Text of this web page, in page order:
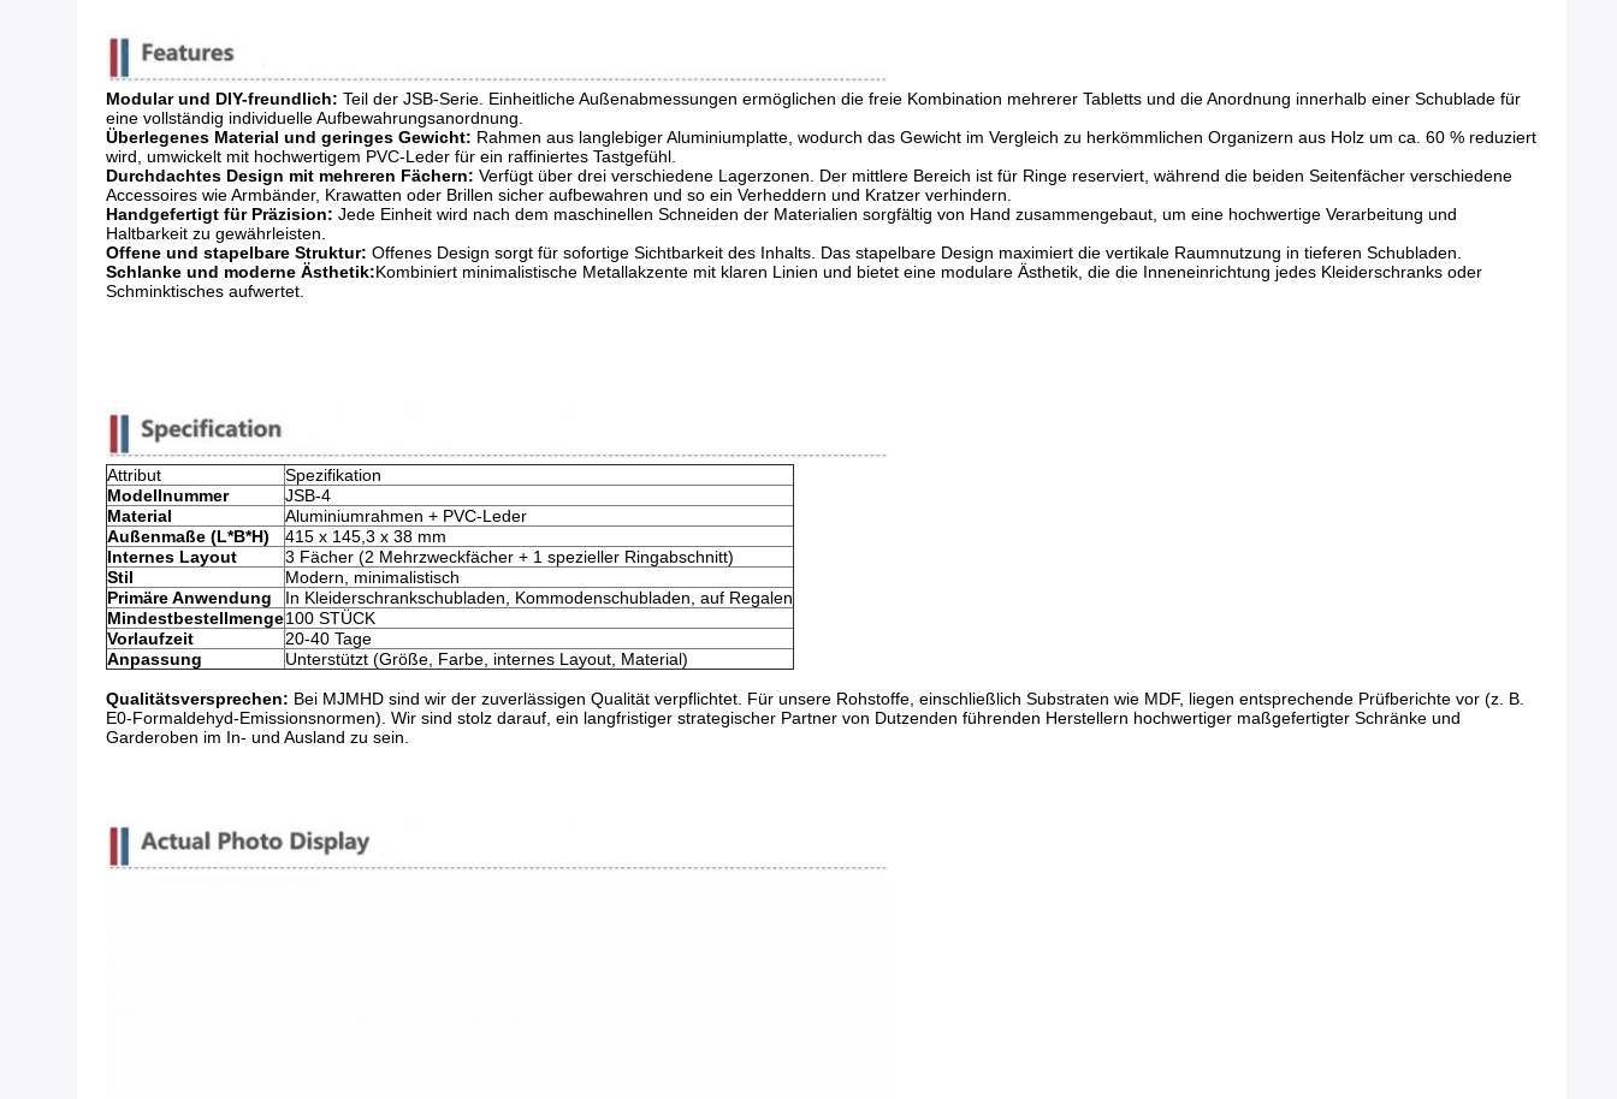
Modular und DIY-freundlich: ​ Teil der JSB-Serie. Einheitliche Außenabmessungen ermöglichen die freie Kombination mehrerer Tabletts und die Anordnung innerhalb einer Schublade für
eine vollständig individuelle Aufbewahrungsanordnung.
Überlegenes Material und geringes Gewicht: ​ Rahmen aus langlebiger Aluminiumplatte, wodurch das Gewicht im Vergleich zu herkömmlichen Organizern aus Holz um ca. 60 % reduziert
wird, umwickelt mit hochwertigem PVC-Leder für ein raffiniertes Tastgefühl.
Durchdachtes Design mit mehreren Fächern: ​ Verfügt über drei verschiedene Lagerzonen. Der mittlere Bereich ist für Ringe reserviert, während die beiden Seitenfächer verschiedene
Accessoires wie Armbänder, Krawatten oder Brillen sicher aufbewahren und so ein Verheddern und Kratzer verhindern.
Handgefertigt für Präzision: ​ Jede Einheit wird nach dem maschinellen Schneiden der Materialien sorgfältig von Hand zusammengebaut, um eine hochwertige Verarbeitung und
Haltbarkeit zu gewährleisten.
Offene und stapelbare Struktur: ​ Offenes Design sorgt für sofortige Sichtbarkeit des Inhalts. Das stapelbare Design maximiert die vertikale Raumnutzung in tieferen Schubladen.
Schlanke und moderne Ästhetik:Kombiniert minimalistische Metallakzente mit klaren Linien und bietet eine modulare Ästhetik, die die Inneneinrichtung jedes Kleiderschranks oder
Schminktisches aufwertet.
Attribut
Spezifikation
Modellnummer
JSB-4
Material
Aluminiumrahmen + PVC-Leder
Außenmaße (L*B*H)
415 x 145,3 x 38 mm
Internes Layout
3 Fächer (2 Mehrzweckfächer + 1 spezieller Ringabschnitt)
Stil
Modern, minimalistisch
Primäre Anwendung
In Kleiderschrankschubladen, Kommodenschubladen, auf Regalen
Mindestbestellmenge100 STÜCK
Vorlaufzeit
20-40 Tage
Anpassung
Unterstützt (Größe, Farbe, internes Layout, Material)
Qualitätsversprechen: ​ Bei MJMHD sind wir der zuverlässigen Qualität verpflichtet. Für unsere Rohstoffe, einschließlich Substraten wie MDF, liegen entsprechende Prüfberichte vor (z. B.
E0-Formaldehyd-Emissionsnormen). Wir sind stolz darauf, ein langfristiger strategischer Partner von Dutzenden führenden Herstellern hochwertiger maßgefertigter Schränke und
Garderoben im In- und Ausland zu sein.